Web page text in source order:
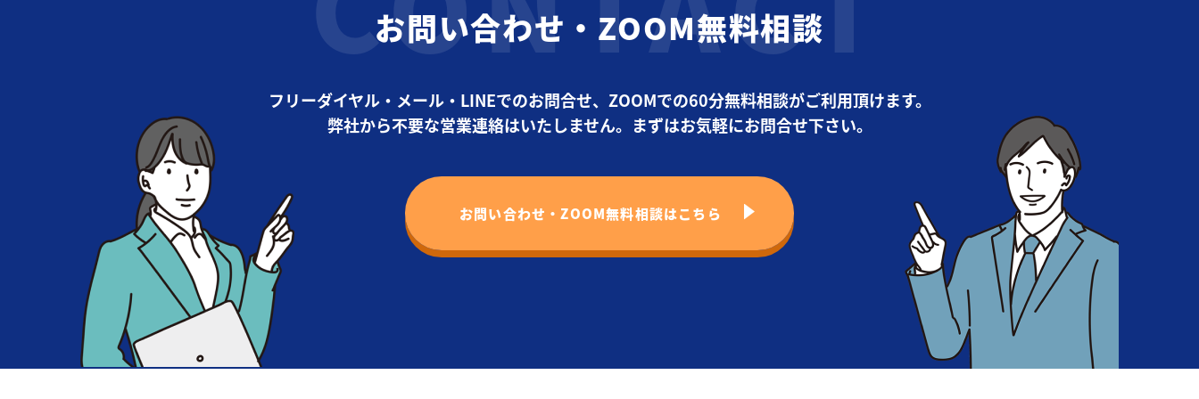
お問い合わせ・ZOOM無料相談
フリーダイヤル・メール・LINEでのお問合せ、ZOOMでの60分無料相談がご利用頂けます。
弊社から不要な営業連絡はいたしません。まずはお気軽にお問合せ下さい。
お問い合わせ・ZOOM無料相談はこちら